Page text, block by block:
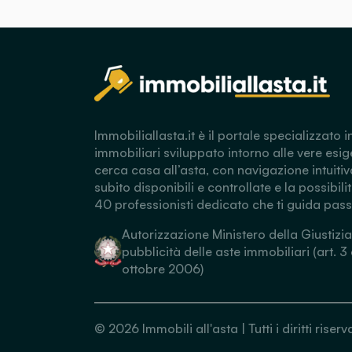
Immobiliallasta.it è il portale specializzato
immobiliari sviluppato intorno alle vere
cerca casa all’asta, con navigazione
subito disponibili e controllate e la
40 professionisti dedicato che ti guida
Autorizzazione Ministero della
pubblicità delle aste immobiliari (art. 3
ottobre 2006)
© 2026 Immobili all'asta | Tutti i diritti